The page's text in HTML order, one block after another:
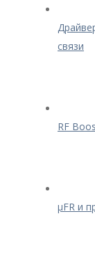
связи
RF
μFR и